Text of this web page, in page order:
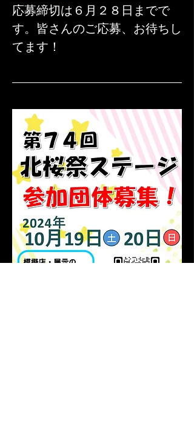
応募締切は６月２８日までで
す。皆さんのご応募、お待ちし
てます！